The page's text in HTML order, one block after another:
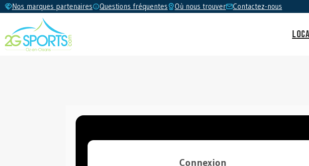
Nos marques partenaires Questions fréquentes Où nous trouver Contactez-nous
Connexion